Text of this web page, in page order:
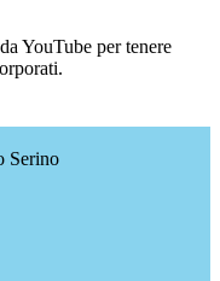
YouTube per tenere
Serino